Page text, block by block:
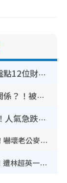
《愛回家》隱形富豪臥虎藏龍！盤點12位財氣逼人的有錢藝人：呢位靚女3億身家唔憂做
葉蒨文拍拖一周年親自否認情侶關係？！被質疑感情造假竟稱GM「普通同事」
30歲男藝人低調宣布已秘密離巢！人氣急跌變失蹤人口︰「這幾年過得並不容易」
簡淑兒染金毛剪短頭髮氣質判若兩人！嚇壞老公麥大力都認唔出：「你做咩事？」
TVB新聞主播陳嘉欣鏡頭前罕有失守！遭林超英一句說話突襲嚇親當場大笑